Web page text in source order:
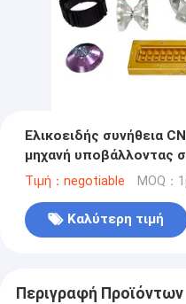
Ελικοειδής συνήθεια
μηχανή υποβάλλοντας
τρόφιμα 4 μέρη
Τιμή：negotiable MOQ：
Καλύτερη τιμή
Περιγραφή Προϊόντων